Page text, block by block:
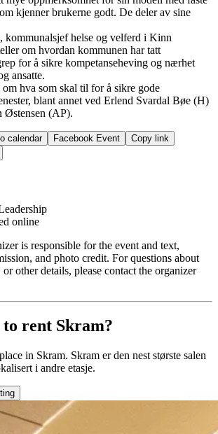
kjenner brukerne godt. De deler av sine
kommunalsjef helse og velferd i Kinn
om hvordan kommunen har tatt
for å sikre kompetanseheving og nærhet
ansatte.
hva som skal til for å sikre gode
blant annet ved Erlend Svardal Bøe (H)
Østensen (AP).
calendar Facebook Event
Copy link
online
is responsible for the event and text,
and photo credit. For questions about
other details, please contact the organizer
rent Skram?
in Skram. Skram er den nest største salen
i andre etasje.